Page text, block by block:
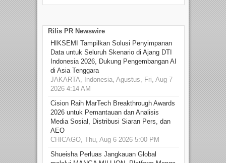
Rilis PR Newswire
HIKSEMI Tampilkan Solusi Penyimpanan
Data untuk Seluruh Skenario di Ajang DTI
Indonesia 2026, Dukung Pengembangan AI
di Asia Tenggara
JAKARTA, Indonesia, Agustus, Fri, Aug 7
2026 4:14 AM
Cision Raih MarTech Breakthrough Awards
2026 untuk Pemantauan dan Analisis
Media Sosial, Distribusi Siaran Pers, dan
AEO
CHICAGO, Thu, Aug 6 2026 5:00 PM
Shueisha Perluas Jangkauan Global